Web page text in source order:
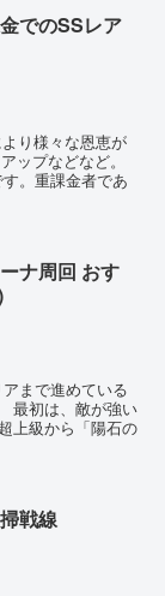
でのSSレア
り様々な恩恵が
ップなどなど。
。重課金者であ
ナ周回 おす
まで進めている
最初は、敵が強い
上級から「陽石の
戦線